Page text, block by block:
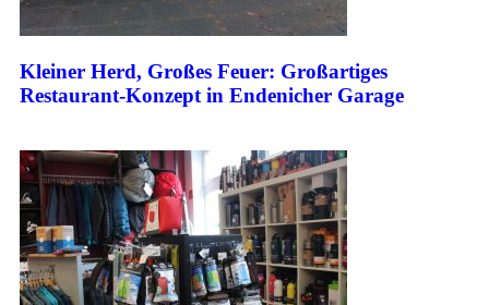
Kleiner Herd, Großes Feuer: Großartiges
Restaurant-Konzept in Endenicher Garage